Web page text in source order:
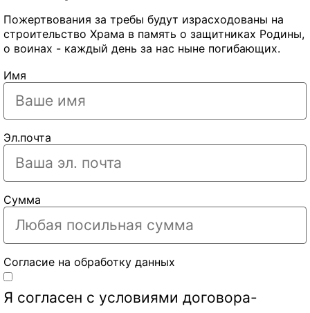
Пожертвования за требы будут израсходованы на
строительство Храма в память о защитниках Родины,
о воинах - каждый день за нас ныне погибающих.
Имя
Эл.почта
Сумма
Согласие на обработку данных
Я согласен с условиями договора-